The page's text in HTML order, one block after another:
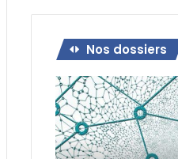
Nos dossiers
Dossier
:
Qu’est-
ce
que